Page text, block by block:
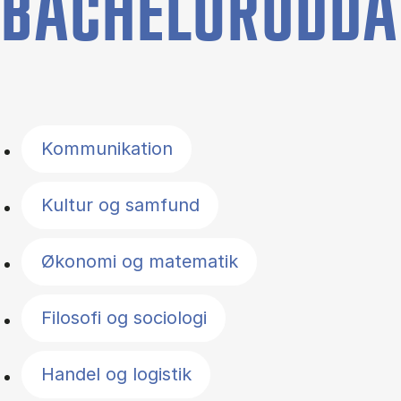
Kommunikation
Kultur og samfund
Økonomi og matematik
Filosofi og sociologi
Handel og logistik